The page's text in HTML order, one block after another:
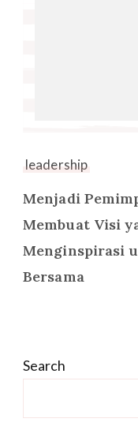
leadership
Menjadi
Membuat Visi
Menginspirasi
Bersama
Search